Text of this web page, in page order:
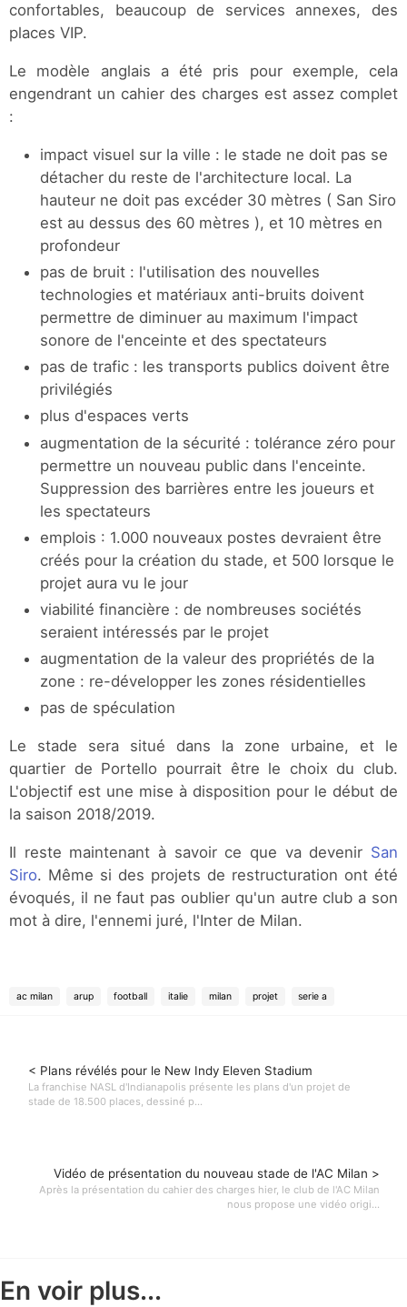
confortables, beaucoup de services annexes, des
places VIP.
Le modèle anglais a été pris pour exemple, cela
engendrant un cahier des charges est assez complet
:
impact visuel sur la ville : le stade ne doit pas se
détacher du reste de l'architecture local. La
hauteur ne doit pas excéder 30 mètres ( San Siro
est au dessus des 60 mètres ), et 10 mètres en
profondeur
pas de bruit : l'utilisation des nouvelles
technologies et matériaux anti-bruits doivent
permettre de diminuer au maximum l'impact
sonore de l'enceinte et des spectateurs
pas de trafic : les transports publics doivent être
privilégiés
plus d'espaces verts
augmentation de la sécurité : tolérance zéro pour
permettre un nouveau public dans l'enceinte.
Suppression des barrières entre les joueurs et
les spectateurs
emplois : 1.000 nouveaux postes devraient être
créés pour la création du stade, et 500 lorsque le
projet aura vu le jour
viabilité financière : de nombreuses sociétés
seraient intéressés par le projet
augmentation de la valeur des propriétés de la
zone : re-développer les zones résidentielles
pas de spéculation
Le stade sera situé dans la zone urbaine, et le
quartier de Portello pourrait être le choix du club.
L'objectif est une mise à disposition pour le début de
la saison 2018/2019.
Il reste maintenant à savoir ce que va devenir San
Siro. Même si des projets de restructuration ont été
évoqués, il ne faut pas oublier qu'un autre club a son
mot à dire, l'ennemi juré, l'Inter de Milan.
ac milan arup football italie milan projet serie a
< Plans révélés pour le New Indy Eleven Stadium
La franchise NASL d'Indianapolis présente les plans d'un projet de
stade de 18.500 places, dessiné p...
Vidéo de présentation du nouveau stade de l'AC Milan >
Après la présentation du cahier des charges hier, le club de l'AC Milan
nous propose une vidéo origi...
En voir plus...